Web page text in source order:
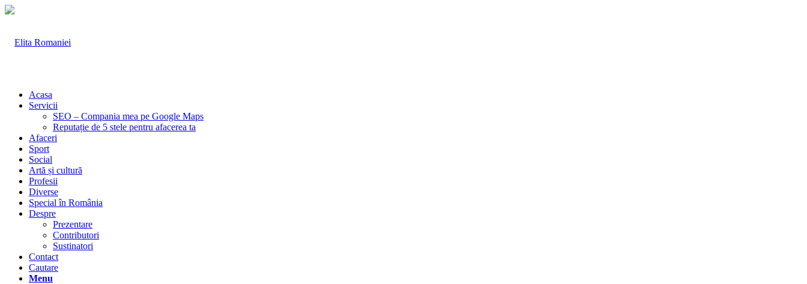
Acasa
Servicii
SEO – Compania mea pe Google Maps
Reputație de 5 stele pentru afacerea ta
Afaceri
Sport
Social
Artă și cultură
Profesii
Diverse
Special în România
Despre
Prezentare
Contributori
Sustinatori
Contact
Cautare
Menu